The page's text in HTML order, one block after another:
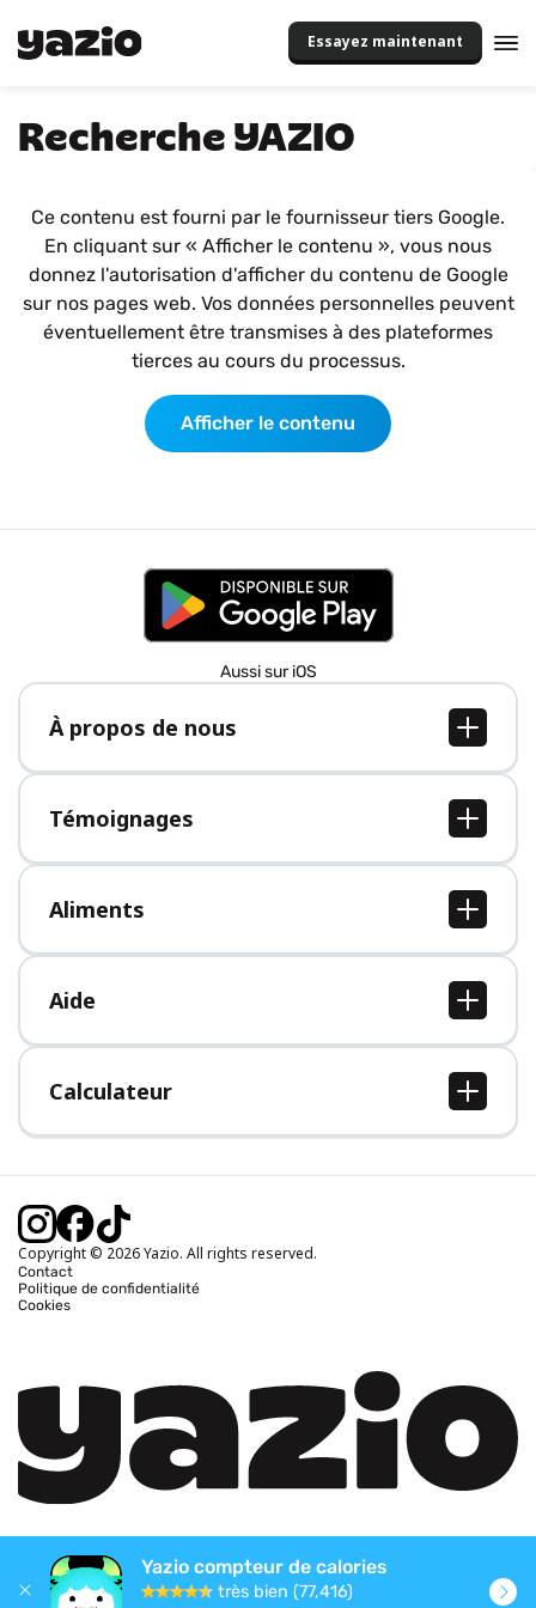
Essayez maintenant
Recherche YAZIO
Ce contenu est fourni par le fournisseur tiers Google.
En cliquant sur « Afficher le contenu », vous nous
donnez l'autorisation d'afficher du contenu de Google
sur nos pages web. Vos données personnelles peuvent
éventuellement être transmises à des plateformes
tierces au cours du processus.
Afficher le contenu
Aussi sur iOS
À propos de nous
À propos de nous
Postes
Presse
Témoignages
Tous les témoignages
Aliments
Tous les aliments
Aide
Centre d'aide
Calculateur
Calcul IMC
Calcul poids idéal
Calcul calories brûlées
Copyright © 2026 Yazio. All rights reserved.
Contact
Politique de confidentialité
Cookies
Yazio compteur de calories
très bien (77,416)